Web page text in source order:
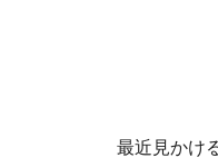
最近見かけ